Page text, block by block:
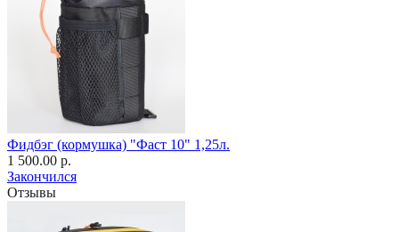
Фидбэг (кормушка) "Фаст 10" 1,25л.
1 500.00 р.
Закончился
Отзывы